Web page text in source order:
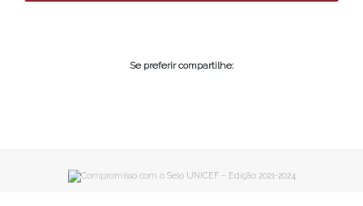
Se preferir compartilhe: